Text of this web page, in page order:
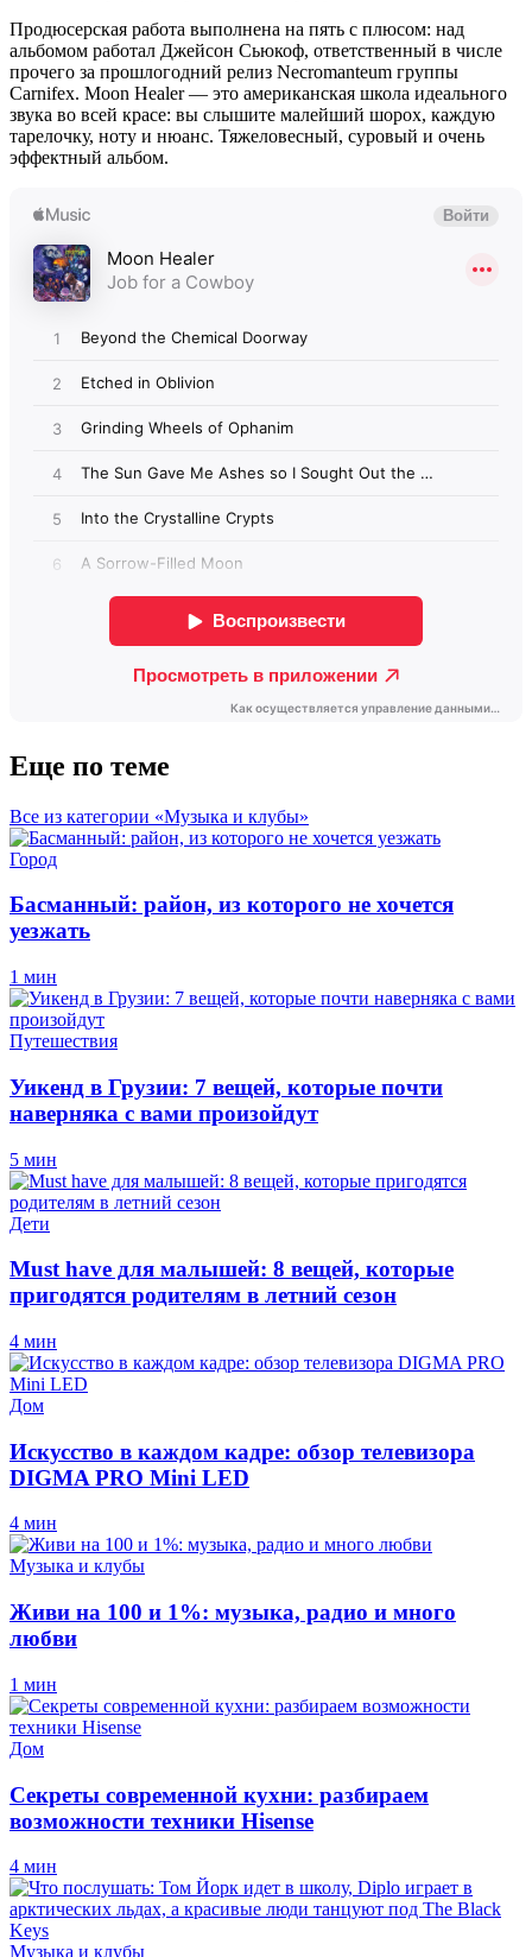
Продюсерская работа выполнена на пять с плюсом: над
альбомом работал Джейсон Сьюкоф, ответственный в числе
прочего за прошлогодний релиз Necromanteum группы
Carnifeх. Moon Healer — это американская школа идеального
звука во всей красе: вы слышите малейший шорох, каждую
тарелочку, ноту и нюанс. Тяжеловесный, суровый и очень
эффектный альбом.
Еще по теме
Все из категории «Музыка и клубы»
Город
Басманный: район, из которого не хочется
уезжать
1 мин
Путешествия
Уикенд в Грузии: 7 вещей, которые почти
наверняка с вами произойдут
5 мин
Дети
Must have для малышей: 8 вещей, которые
пригодятся родителям в летний сезон
4 мин
Дом
Искусство в каждом кадре: обзор телевизора
DIGMA PRO Mini LED
4 мин
Музыка и клубы
Живи на 100 и 1%: музыка, радио и много
любви
1 мин
Дом
Секреты современной кухни: разбираем
возможности техники Hisense
4 мин
Музыка и клубы